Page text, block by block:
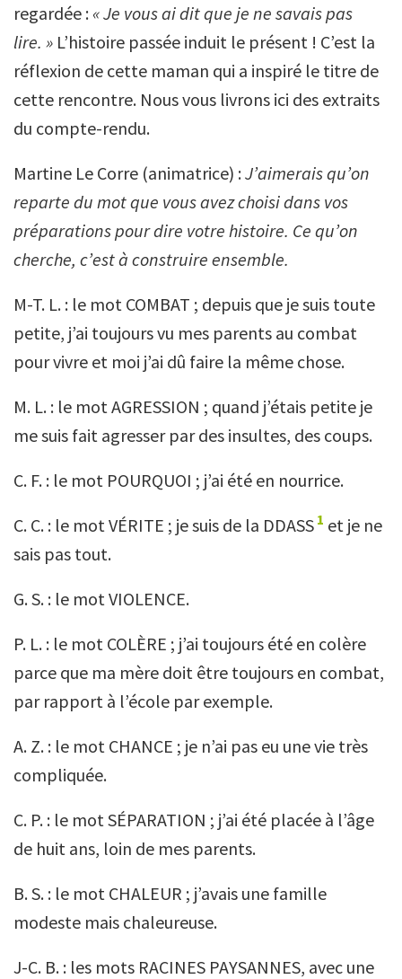
regardée : « Je vous ai dit que je ne savais pas
lire. » L’histoire passée induit le présent ! C’est la
réflexion de cette maman qui a inspiré le titre de
cette rencontre. Nous vous livrons ici des extraits
du compte-rendu.
Martine Le Corre (animatrice) :J’aimerais qu’on
reparte du mot que vous avez choisi dans vos
préparations pour dire votre histoire. Ce qu’on
cherche, c’est à construire ensemble.
M-T. L. : le mot COMBAT ; depuis que je suis toute
petite, j’ai toujours vu mes parents au combat
pour vivre et moi j’ai dû faire la même chose.
M. L. : le mot AGRESSION ; quand j’étais petite je
me suis fait agresser par des insultes, des coups.
C. F. : le mot POURQUOI ; j’ai été en nourrice.
C. C. : le mot VÉRITE ; je suis de la DDASS 1 et je ne
sais pas tout.
G. S. : le mot VIOLENCE.
P. L. : le mot COLÈRE ; j’ai toujours été en colère
parce que ma mère doit être toujours en combat,
par rapport à l’école par exemple.
A. Z. : le mot CHANCE ; je n’ai pas eu une vie très
compliquée.
C. P. : le mot SÉPARATION ; j’ai été placée à l’âge
de huit ans, loin de mes parents.
B. S. : le mot CHALEUR ; j’avais une famille
modeste mais chaleureuse.
J-C. B. : les mots RACINES PAYSANNES, avec une